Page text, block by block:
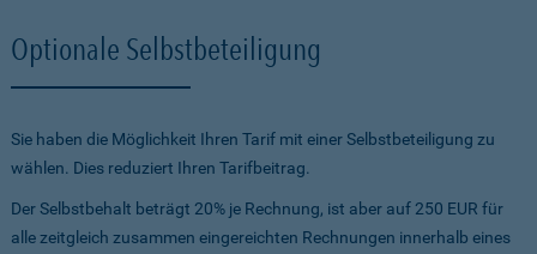
Optionale Selbstbeteiligung
Sie haben die Möglichkeit Ihren Tarif mit einer Selbstbeteiligung zu
wählen. Dies reduziert Ihren Tarifbeitrag.
Der Selbstbehalt beträgt 20% je Rechnung, ist aber auf 250 EUR für
alle zeitgleich zusammen eingereichten Rechnungen innerhalb eines